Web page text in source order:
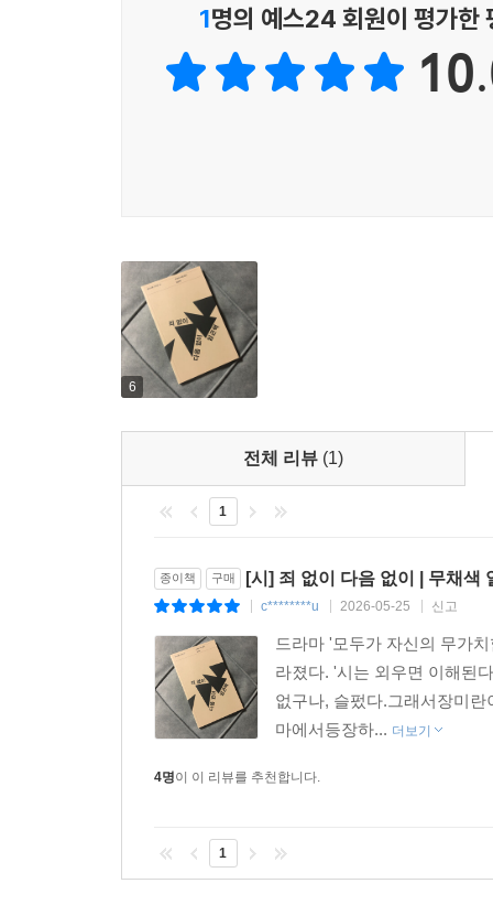
너의 말이, 여기 적는 글자들이
낱낱이 혼자이기를
잔인한 호의 없이
죄 없이
다음 없이 혼자일 때
--- 「10센티 일몰」 중에서
두부를 먹고 싶다
서울 가는 기차를 타야 하는데
설경이 아름다운 영화를 보고 있다
눈이 내릴 텐데
눈 쌓인 곳이 있다고 하는데
두부를 먹고 싶다
연분홍 꽃이 시들어 맺은 열매
일찍이 임곤택 시인은 “몇 해를 모래 바람 속에
써 내려간, 안착할 장소를 찾지 못한 한 유랑자의
1명의 예스24 회원이 평가한
6
전체 리뷰 (1)
1
종이책 구매 [시] 죄 없이 다음 없이 | 무채색
c********u 2026-05-25 신고
드라마 '모두가 자신의 무가
라졌다. '시는 외우면 이해된
없구나, 슬펐다.그래서장미
마에서등장하... 더보기
4명이 이 리뷰를 추천합니다.
1